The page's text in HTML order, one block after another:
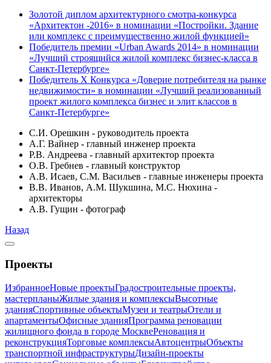
Золотой диплом архитектурного смотра-конкурса
«Архитектон -2016» в номинации «Постройки. Здание
или комплекс с преимущественно жилой функцией»
Победитель премии «Urban Awards 2014» в номинации
«Лучший строящийся жилой комплекс бизнес-класса в
Санкт-Петербурге»
Победитель X Конкурса «Доверие потребителя на рынке
недвижимости» в номинации «Лучший реализованный
проект жилого комплекса бизнес и элит классов в
Санкт-Петербурге»
С.И. Орешкин - руководитель проекта
А.Г. Вайнер - главный инженер проекта
Р.В. Андреева - главный архитектор проекта
О.В. Гребнев - главный конструктор
А.В. Исаев, С.М. Васильев - главные инженеры проекта
В.В. Иванов, А.М. Шукшина, М.С. Нюхина -
архитекторы
А.В. Гущин - фотограф
Назад
Проекты
ИзбранноеНовые проектыГрадостроительные проекты,
мастерпланыЖилые здания и комплексыВысотные
зданияСпортивные объектыМузеи и театрыОтели и
апартаментыОфисные зданияПрограмма реновации
жилищного фонда в городе МосквеРеновация и
реконструкцияТорговые комплексыАвтоцентрыОбъекты
транспортной инфраструктурыДизайн-проекты